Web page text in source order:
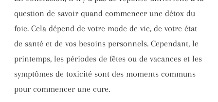
question de savoir quand commencer une détox du
foie. Cela dépend de votre mode de vie, de votre état
de santé et de vos besoins personnels. Cependant, le
printemps, les périodes de fêtes ou de vacances et les
symptômes de toxicité sont des moments communs
pour commencer une cure.